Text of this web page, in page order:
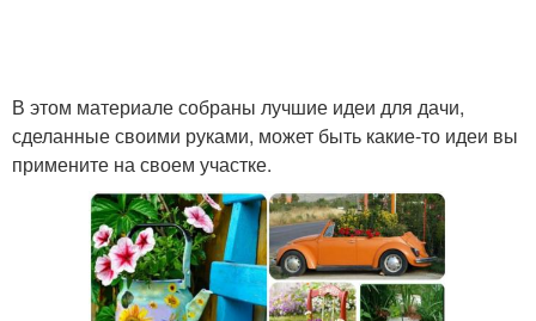
В этом материале собраны лучшие идеи для дачи,
сделанные своими руками, может быть какие-то идеи вы
примените на своем участке.